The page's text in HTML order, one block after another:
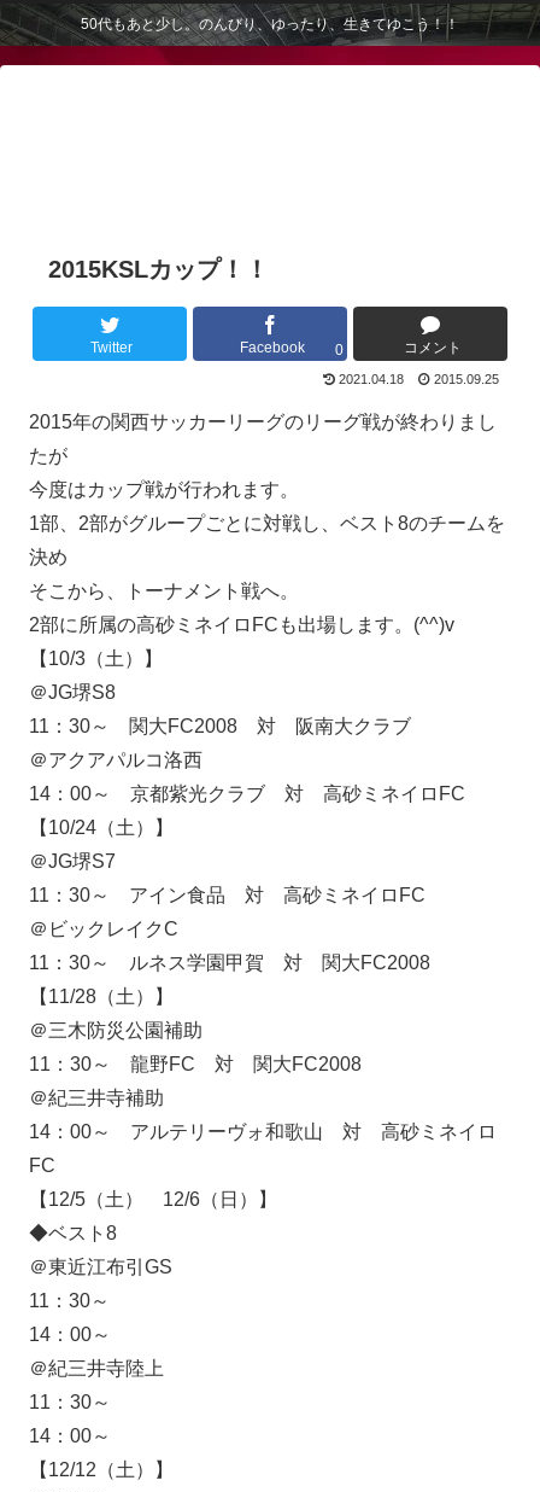
50代もあと少し。のんびり、ゆったり、生きてゆこう！！
2015KSLカップ！！
Twitter Facebook 0 コメント
2021.04.18 2015.09.25
2015年の関西サッカーリーグのリーグ戦が終わりまし
たが
今度はカップ戦が行われます。
1部、2部がグループごとに対戦し、ベスト8のチームを
決め
そこから、トーナメント戦へ。
2部に所属の高砂ミネイロFCも出場します。(^^)v
【10/3（土）】
＠JG堺S8
11：30～ 関大FC2008 対 阪南大クラブ
＠アクアパルコ洛西
14：00～ 京都紫光クラブ 対 高砂ミネイロFC
【10/24（土）】
＠JG堺S7
11：30～ アイン食品 対 高砂ミネイロFC
＠ビックレイクC
11：30～ ルネス学園甲賀 対 関大FC2008
【11/28（土）】
＠三木防災公園補助
11：30～ 龍野FC 対 関大FC2008
＠紀三井寺補助
14：00～ アルテリーヴォ和歌山 対 高砂ミネイロ
FC
【12/5（土） 12/6（日）】
◆ベスト8
＠東近江布引GS
11：30～
14：00～
＠紀三井寺陸上
11：30～
14：00～
【12/12（土）】